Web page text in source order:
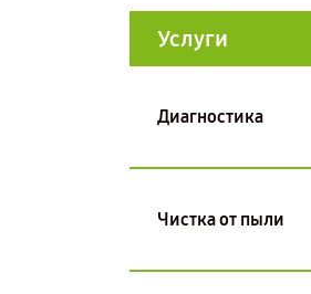
Услуги
Диагностика
Чистка от пыли